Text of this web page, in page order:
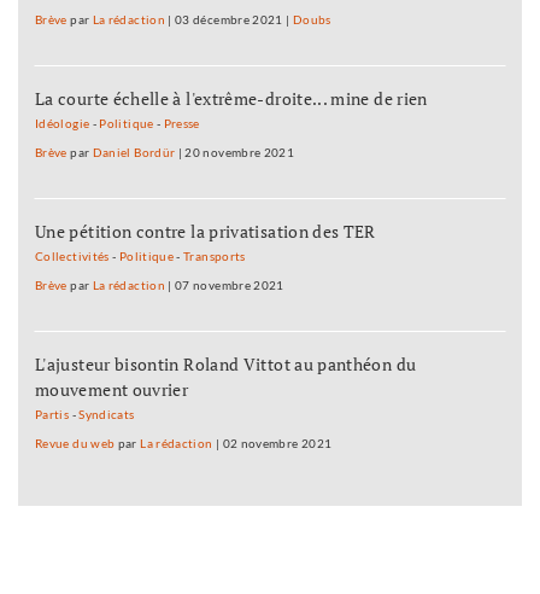
Brève par La rédaction |03 décembre 2021 | Doubs
La courte échelle à l'extrême-droite... mine de rien
Idéologie - Politique - Presse
Brève par Daniel Bordür |20 novembre 2021
Une pétition contre la privatisation des TER
Collectivités - Politique-Transports
Brève par La rédaction |07 novembre 2021
L'ajusteur bisontin Roland Vittot au panthéon du
mouvement ouvrier
Partis -Syndicats
Revue du web parLa rédaction | 02 novembre 2021